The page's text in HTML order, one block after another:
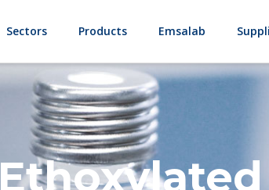
Sectors Products Emsalab
Ethoxylated